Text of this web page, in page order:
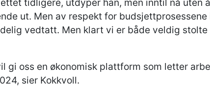
tidligere, utdyper han, men inntil nå uten
ut. Men av respekt for
vedtatt. Men klart vi er både veldig
gi oss en økonomisk plattform som letter
sier Kokkvoll.